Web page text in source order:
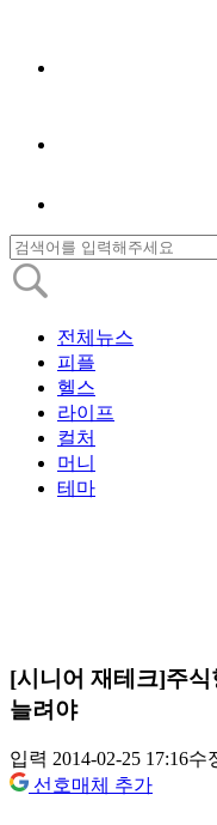
전체뉴스
피플
헬스
라이프
컬처
머니
테마
[시니어 재테크]주
늘려야
입력 2014-02-25 17:16수
선호매체 추가